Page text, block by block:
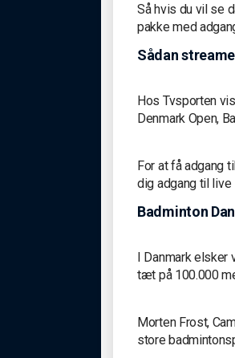
Så hvis du vil se
pakke med
Sådan
Hos Tvsporten
Denmark Open,
For at få adgang
dig adgang til
Badminton
I Danmark elsker
tæt på 100.000
Morten Frost,
store